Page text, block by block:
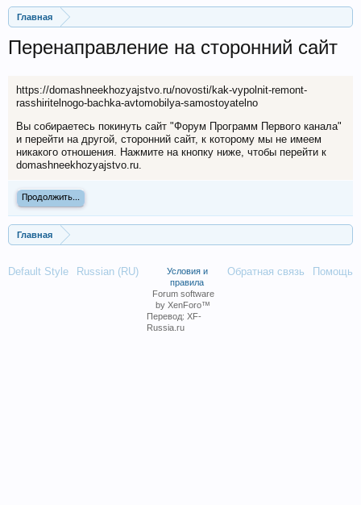
Главная
Перенаправление на сторонний сайт
https://domashneekhozyajstvo.ru/novosti/kak-vypolnit-remont-
rasshiritelnogo-bachka-avtomobilya-samostoyatelno
Вы собираетесь покинуть сайт "Форум Программ Первого канала"
и перейти на другой, сторонний сайт, к которому мы не имеем
никакого отношения. Нажмите на кнопку ниже, чтобы перейти к
domashneekhozyajstvo.ru.
Продолжить...
Главная
Default Style Russian (RU) Обратная связь Помощь
Условия и
правила
Forum software
by XenForo™
Перевод: XF-
Russia.ru